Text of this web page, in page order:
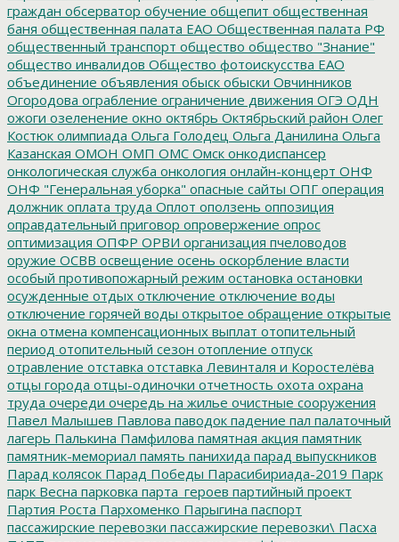
граждан обсерватор обучение общепит общественная
баня общественная палата ЕАО Общественная палата РФ
общественный транспорт общество общество "Знание"
общество инвалидов Общество фотоискусства ЕАО
объединение объявления обыск обыски Овчинников
Огородова ограбление ограничение движения ОГЭ ОДН
ожоги озеленение окно октябрь Октябрьский район Олег
Костюк олимпиада Ольга Голодец Ольга Данилина Ольга
Казанская ОМОН ОМП ОМС Омск онкодиспансер
онкологическая служба онкология онлайн-концерт ОНФ
ОНФ "Генеральная уборка" опасные сайты ОПГ операция
должник оплата труда Оплот оползень оппозиция
оправдательный приговор опровержение опрос
оптимизация ОПФР ОРВИ организация пчеловодов
оружие ОСВВ освещение осень оскорбление власти
особый противопожарный режим остановка остановки
осужденные отдых отключение отключение воды
отключение горячей воды открытое обращение открытые
окна отмена компенсационных выплат отопительный
период отопительный сезон отопление отпуск
отравление отставка отставка Левинталя и Коростелёва
отцы города отцы-одиночки отчетность охота охрана
труда очереди очередь на жилье очистные сооружения
Павел Малышев Павлова паводок падение пал палаточный
лагерь Палькина Памфилова памятная акция памятник
памятник-мемориал память панихида парад выпускников
Парад колясок Парад Победы Парасибириада-2019 Парк
парк Весна парковка парта_героев партийный проект
Партия Роста Пархоменко Парыгина паспорт
пассажирские перевозки пассажирские перевозки\ Пасха